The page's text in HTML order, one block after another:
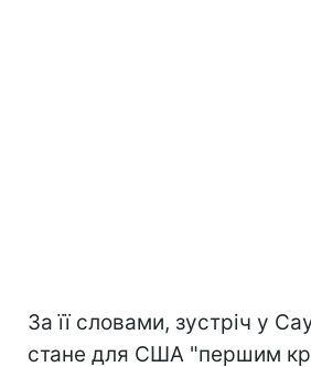
За її словами, зустріч у
стане для США "першим